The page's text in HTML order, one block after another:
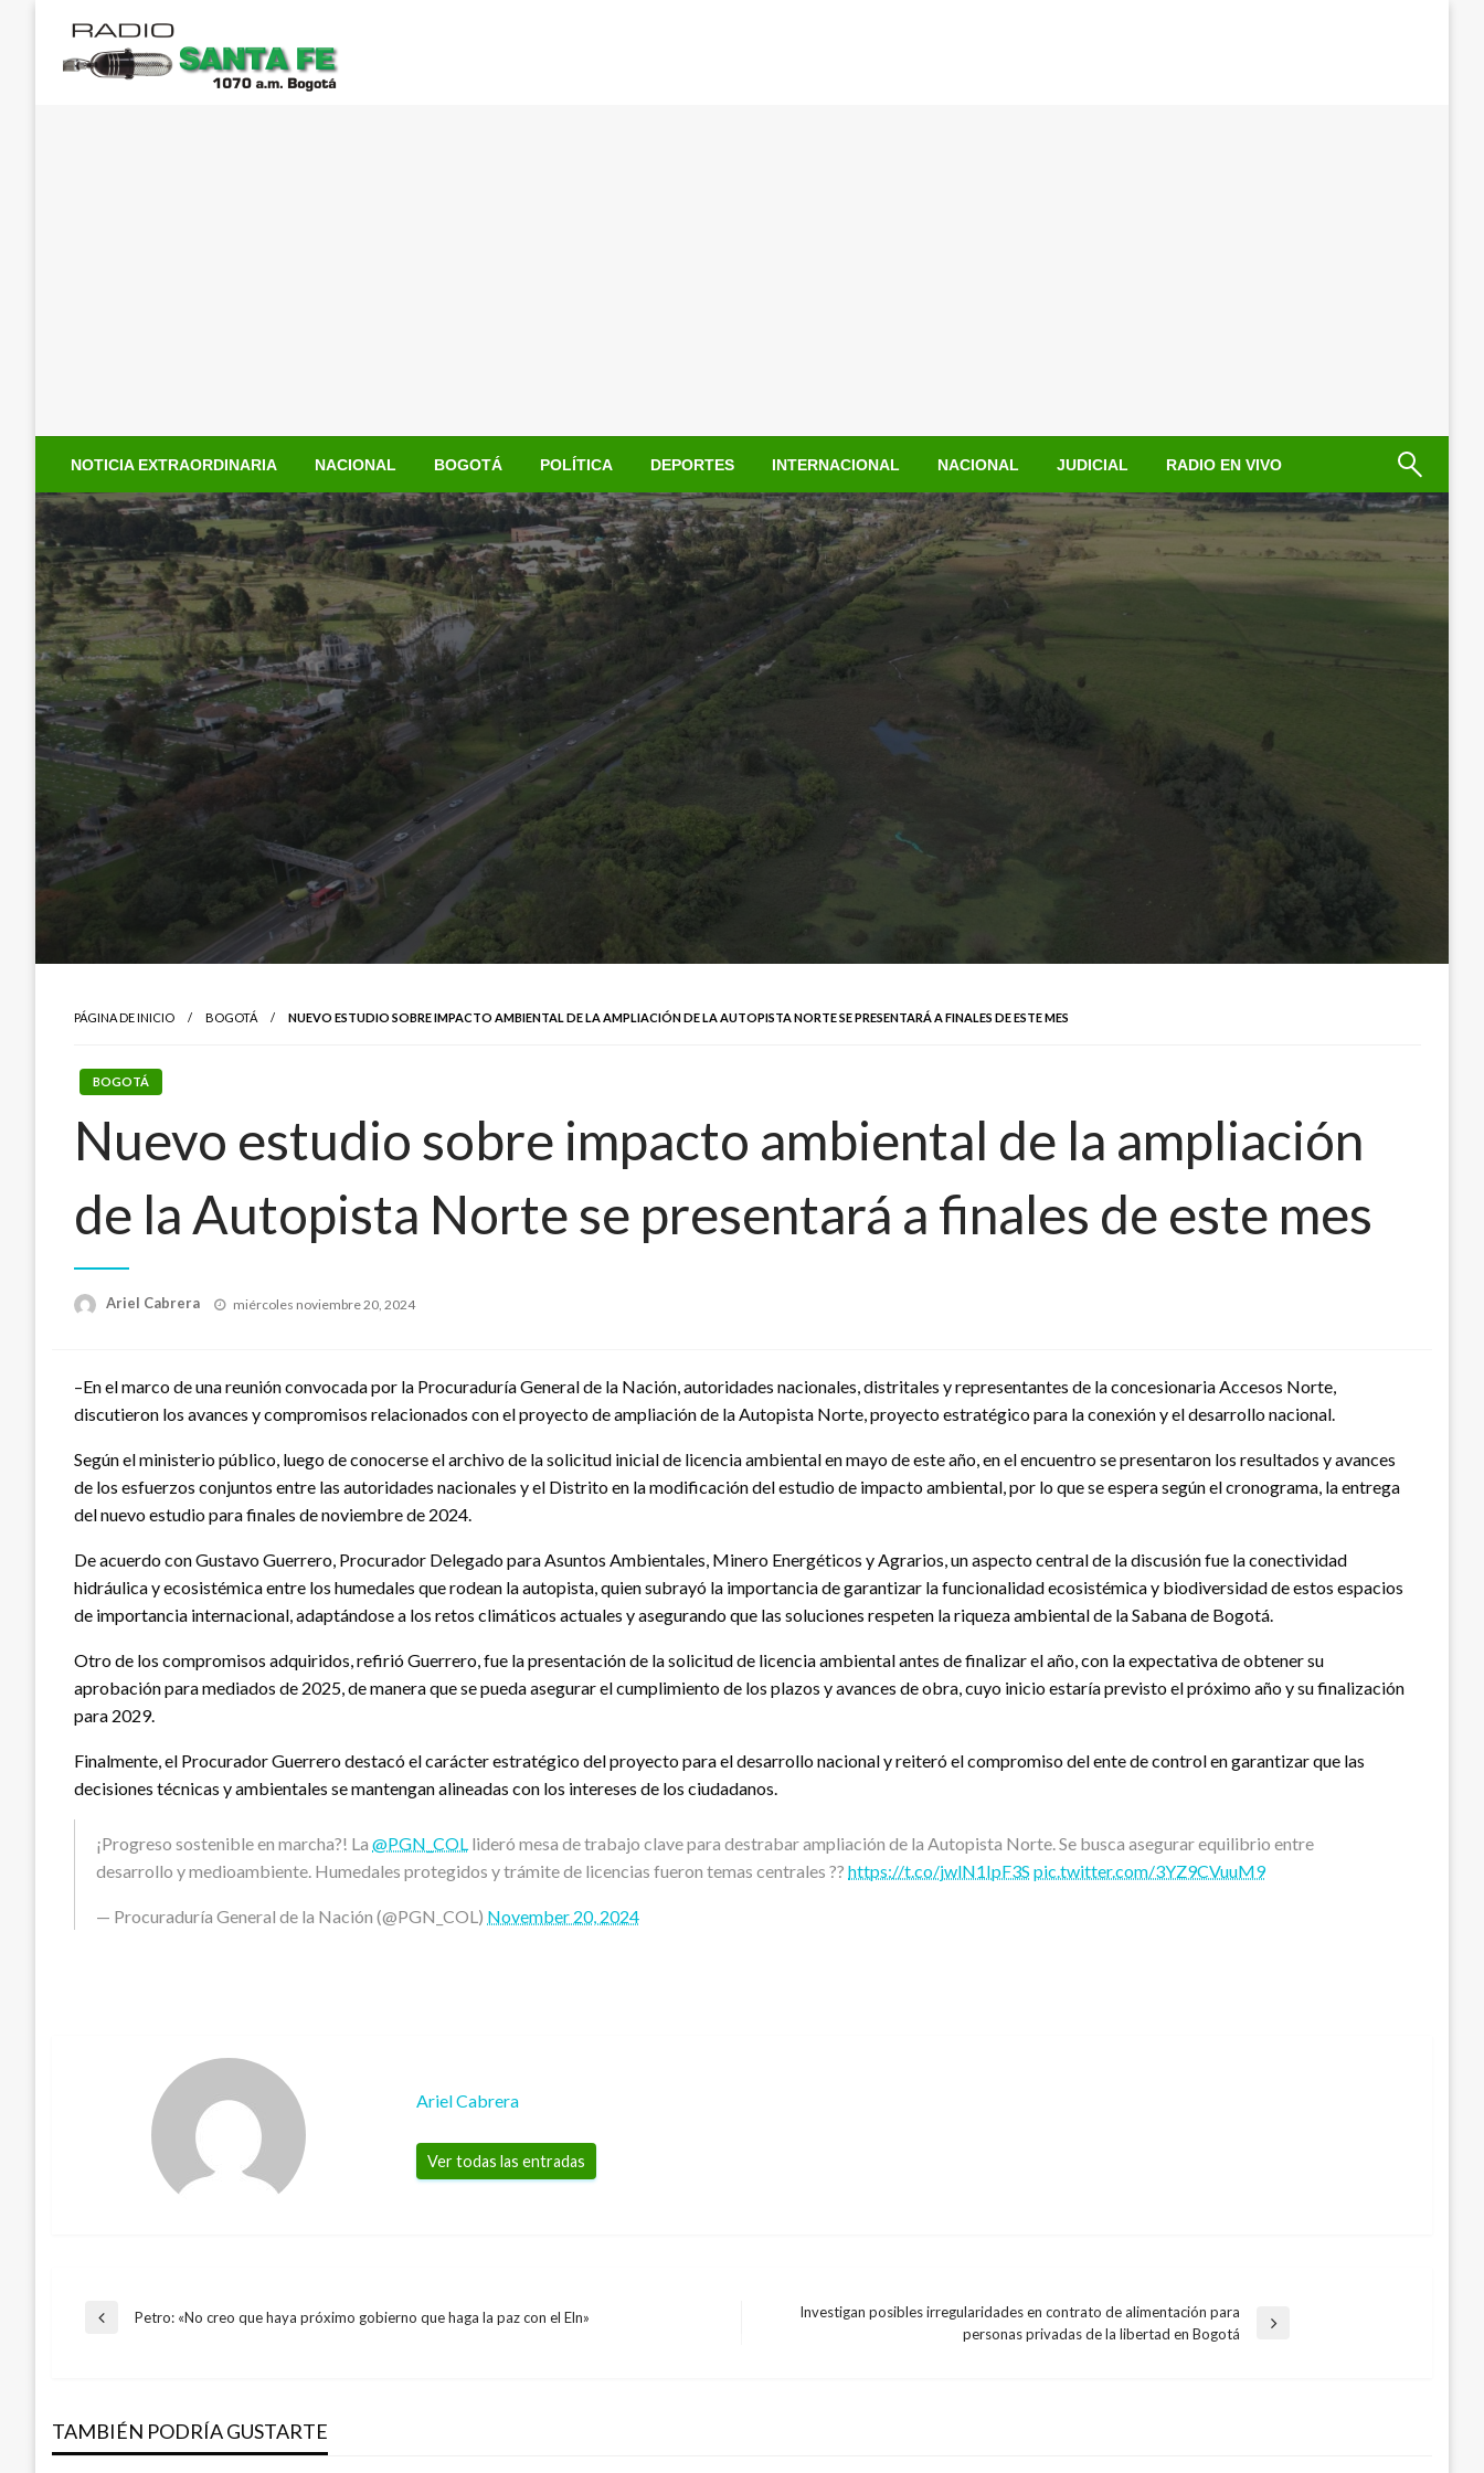
contenido
NOTICIA EXTRAORDINARIA NACIONAL BOGOTÁ POLÍTICA DEPORTES INTERNACIONAL NACIONAL JUDICIAL RADIO EN VIVO
PÁGINA DE INICIO BOGOTÁ NUEVO ESTUDIO SOBRE IMPACTO AMBIENTAL DE LA AMPLIACIÓN DE LA AUTOPISTA NORTE SE PRESENTARÁ A FINALES DE ESTE MES
BOGOTÁ
Nuevo estudio sobre impacto ambiental de la ampliación
de la Autopista Norte se presentará a finales de este mes
Ariel Cabrera
Publicado
miércoles noviembre 20, 2024
–En el marco de una reunión convocada por la Procuraduría General de la Nación, autoridades nacionales, distritales y representantes de la concesionaria Accesos Norte,
discutieron los avances y compromisos relacionados con el proyecto de ampliación de la Autopista Norte, proyecto estratégico para la conexión y el desarrollo nacional.
Según el ministerio público, luego de conocerse el archivo de la solicitud inicial de licencia ambiental en mayo de este año, en el encuentro se presentaron los resultados y avances
de los esfuerzos conjuntos entre las autoridades nacionales y el Distrito en la modificación del estudio de impacto ambiental, por lo que se espera según el cronograma, la entrega
del nuevo estudio para finales de noviembre de 2024.
De acuerdo con Gustavo Guerrero, Procurador Delegado para Asuntos Ambientales, Minero Energéticos y Agrarios, un aspecto central de la discusión fue la conectividad
hidráulica y ecosistémica entre los humedales que rodean la autopista, quien subrayó la importancia de garantizar la funcionalidad ecosistémica y biodiversidad de estos espacios
de importancia internacional, adaptándose a los retos climáticos actuales y asegurando que las soluciones respeten la riqueza ambiental de la Sabana de Bogotá.
Otro de los compromisos adquiridos, refirió Guerrero, fue la presentación de la solicitud de licencia ambiental antes de finalizar el año, con la expectativa de obtener su
aprobación para mediados de 2025, de manera que se pueda asegurar el cumplimiento de los plazos y avances de obra, cuyo inicio estaría previsto el próximo año y su finalización
para 2029.
Finalmente, el Procurador Guerrero destacó el carácter estratégico del proyecto para el desarrollo nacional y reiteró el compromiso del ente de control en garantizar que las
decisiones técnicas y ambientales se mantengan alineadas con los intereses de los ciudadanos.
¡Progreso sostenible en marcha?! La @PGN_COL lideró mesa de trabajo clave para destrabar ampliación de la Autopista Norte. Se busca asegurar equilibrio entre
desarrollo y medioambiente. Humedales protegidos y trámite de licencias fueron temas centrales ?? https://t.co/jwlN1IpF3S pic.twitter.com/3YZ9CVuuM9
— Procuraduría General de la Nación (@PGN_COL) November 20, 2024
Ariel Cabrera
Ver todas las entradas
Navegación
entradas
Entrada
Petro: «No creo que haya próximo gobierno que haga la paz con el Eln»
Investigan posibles irregularidades en contrato de alimentación para
personas privadas de la libertad en Bogotá
TAMBIÉN PODRÍA GUSTARTE
trabajador de Recaudo Bogotá
Iván Briceño lunes enero 16, 2017